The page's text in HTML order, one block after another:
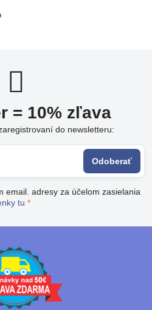
= 10% zľava
do newsletteru:
Odoberať
email. adresy za účelom zasielania
tu *